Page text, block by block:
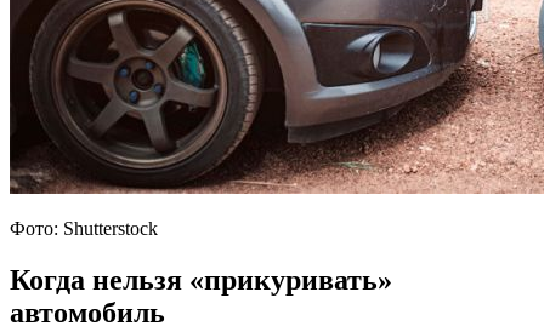
Фото: Shutterstock
Когда нельзя «прикуривать»
автомобиль